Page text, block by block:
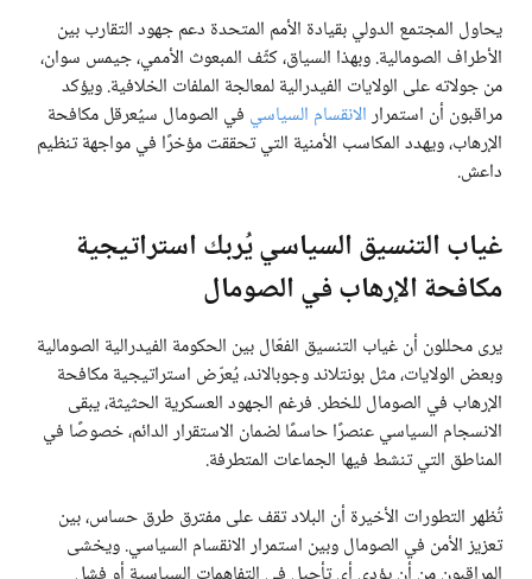
يحاول المجتمع الدولي بقيادة الأمم المتحدة دعم جهود التقارب بين
الأطراف الصومالية. وبهذا السياق، كثّف المبعوث الأممي، جيمس سوان،
من جولاته على الولايات الفيدرالية لمعالجة الملفات الخلافية. ويؤكد
مراقبون أن استمرارالانقسام السياسي في الصومال سيُعرقل مكافحة
الإرهاب، ويهدد المكاسب الأمنية التي تحققت مؤخرًا في مواجهة تنظيم
داعش.
غياب التنسيق السياسي يُربك استراتيجية
مكافحة الإرهاب في الصومال
يرى محللون أن غياب التنسيق الفعّال بين الحكومة الفيدرالية الصومالية
وبعض الولايات، مثل بونتلاند وجوبالاند، يُعرّض استراتيجية مكافحة
الإرهاب في الصومال للخطر. فرغم الجهود العسكرية الحثيثة، يبقى
الانسجام السياسي عنصرًا حاسمًا لضمان الاستقرار الدائم، خصوصًا في
المناطق التي تنشط فيها الجماعات المتطرفة.
تُظهر التطورات الأخيرة أن البلاد تقف على مفترق طرق حساس، بين
تعزيز الأمن في الصومال وبين استمرار الانقسام السياسي. ويخشى